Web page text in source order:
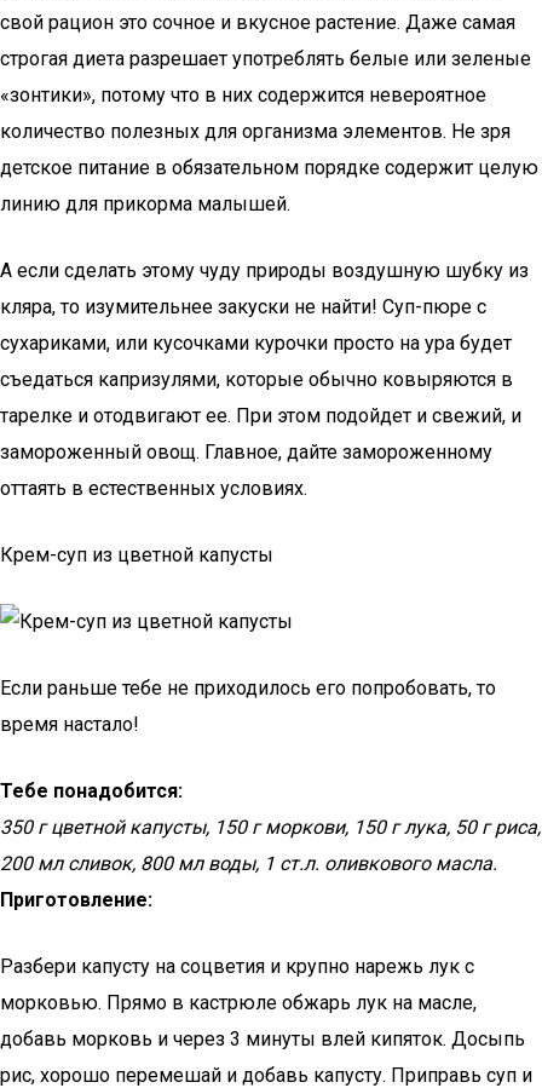
свой рацион это сочное и вкусное растение. Даже самая
строгая диета разрешает употреблять белые или зеленые
«зонтики», потому что в них содержится невероятное
количество полезных для организма элементов. Не зря
детское питание в обязательном порядке содержит целую
линию для прикорма малышей.
А если сделать этому чуду природы воздушную шубку из
кляра, то изумительнее закуски не найти! Суп-пюре с
сухариками, или кусочками курочки просто на ура будет
съедаться капризулями, которые обычно ковыряются в
тарелке и отодвигают ее. При этом подойдет и свежий, и
замороженный овощ. Главное, дайте замороженному
оттаять в естественных условиях.
Крем-суп из цветной капусты
Если раньше тебе не приходилось его попробовать, то
время настало!
Тебе понадобится:
350 г цветной капусты, 150 г моркови, 150 г лука, 50 г риса,
200 мл сливок, 800 мл воды, 1 ст.л. оливкового масла.
Приготовление:
Разбери капусту на соцветия и крупно нарежь лук с
морковью. Прямо в кастрюле обжарь лук на масле,
добавь морковь и через 3 минуты влей кипяток. Досыпь
рис, хорошо перемешай и добавь капусту. Приправь суп и